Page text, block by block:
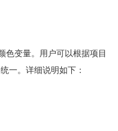
color-info)</li>
var(--color-questio
色变量。用户可以根据项目
一。详细说明如下：